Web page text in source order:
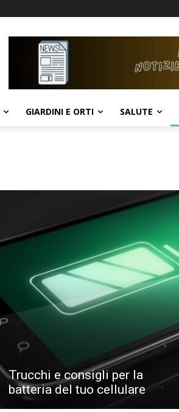
GIARDINI E ORTI SALUTE
Trucchi e consigli per la
batteria del tuo cellulare